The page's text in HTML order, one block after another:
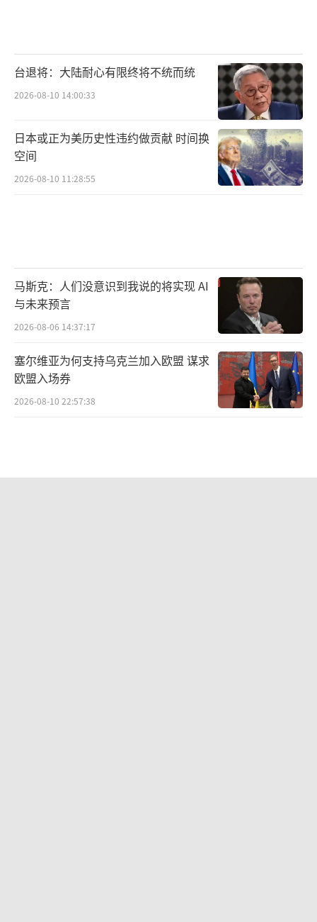
台退将：大陆耐心有限终将不统而统
2026-08-10 14:00:33
日本或正为美历史性违约做贡献 时间换
空间
2026-08-10 11:28:55
马斯克：人们没意识到我说的将实现 AI
与未来预言
2026-08-06 14:37:17
塞尔维亚为何支持乌克兰加入欧盟 谋求
欧盟入场券
2026-08-10 22:57:38